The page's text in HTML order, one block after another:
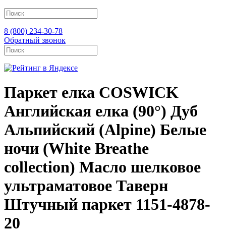
8 (800) 234-30-78
Обратный звонок
Паркет елка COSWICK
Английская елка (90°) Дуб
Альпийский (Alpine) Белые
ночи (White Breathe
collection) Масло шелковое
ультраматовое Таверн
Штучный паркет 1151-4878-
20